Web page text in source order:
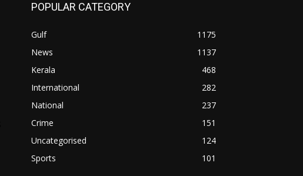
POPULAR CATEGORY
Gulf
1175
News
1137
Kerala
468
International
282
National
237
Crime
151
Uncategorised
124
Sports
101